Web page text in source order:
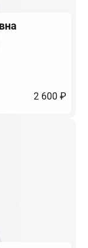
2 600 ₽